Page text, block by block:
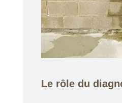
Le rôle du